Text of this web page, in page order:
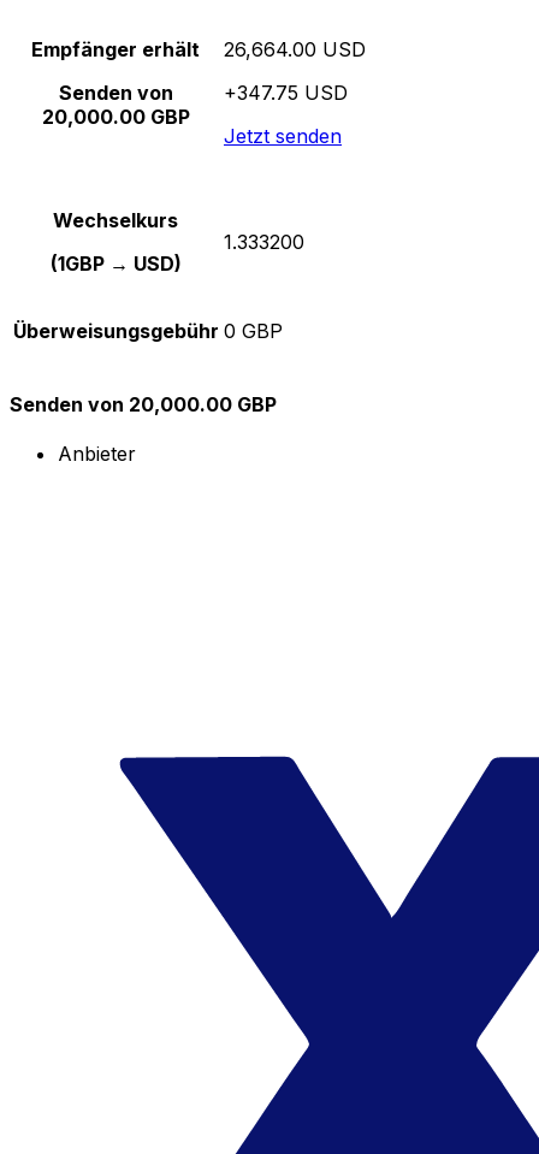
Empfänger erhält
Senden von
20,000.00 GBP
26,664.00 USD
+347.75 USD
Jetzt senden
Wechselkurs
(1GBP → USD)
1.333200
Überweisungsgebühr 0 GBP
Senden von 20,000.00 GBP
Anbieter